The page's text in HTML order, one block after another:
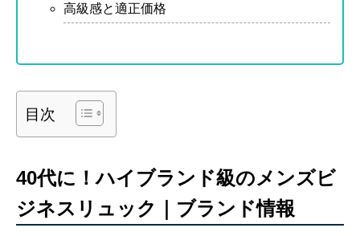
高級感と適正価格
目次
40代に！ハイブランド級のメンズビ
ジネスリュック｜ブランド情報